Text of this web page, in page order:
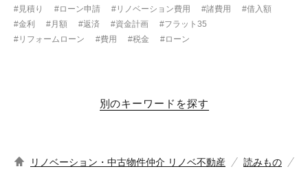
#見積り
#ローン申請 #リノベーション費用 #諸費用
#借入額
#金利
#月額 #返済 #資金計画
#フラット35
#リフォームローン
#費用 #税金 #ローン
別のキーワードを探す
リノベーション・中古物件仲介 リノベ不動産 読みもの